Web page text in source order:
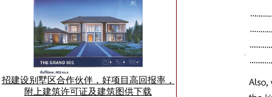
招建设别墅区合作伙伴，好项目高回报率，
附上建筑许可证及建筑图供下载